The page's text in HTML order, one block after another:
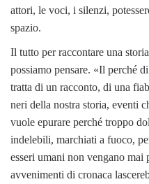
attori, le voci, i silenzi,
spazio.
Il tutto per raccontare una
possiamo pensare. «Il perché
tratta di un racconto, di una
neri della nostra storia, eventi
vuole epurare perché troppo
indelebili, marchiati a fuoco,
esseri umani non vengano mai
avvenimenti di cronaca